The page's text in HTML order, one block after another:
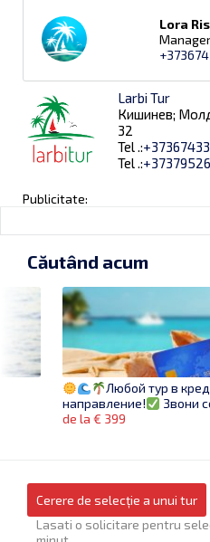
Lora
Manager
Larbi Tur
Кишинев;
32
Tel .:
Tel .:
Publicitate:
Căutând acum
Любой тур в
направление!
Звони
de la € 399
Cerere de selecție a unui tur
Lasati o solicitare pentru